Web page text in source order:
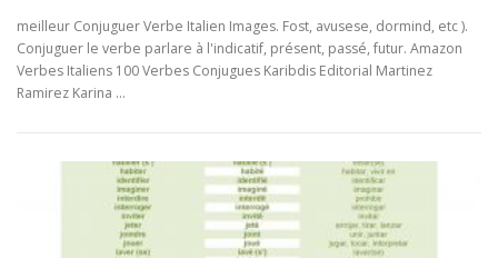
meilleur Conjuguer Verbe Italien Images. Fost, avusese, dormind, etc ).
Conjuguer le verbe parlare à l'indicatif, présent, passé, futur. Amazon
Verbes Italiens 100 Verbes Conjugues Karibdis Editorial Martinez
Ramirez Karina …